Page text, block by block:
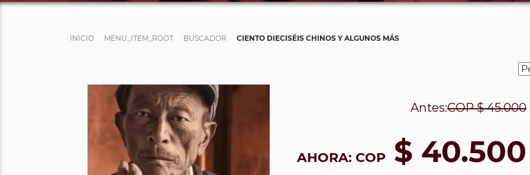
INICIO MENU_ITEM_ROOT BUSCADOR CIENTO DIECISÉIS CHINOS Y ALGUNOS MÁS
Antes:COP$ 45.000
AHORA: COP $ 40.500